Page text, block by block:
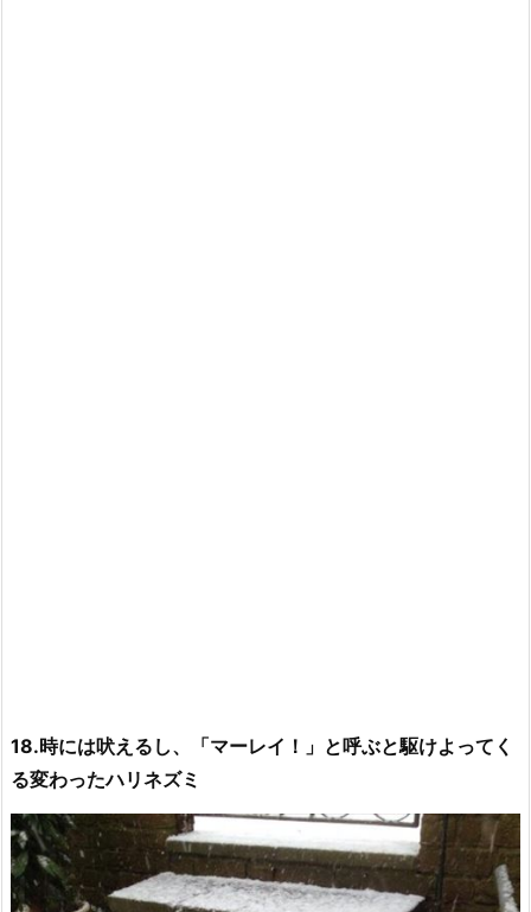
18.時には吠えるし、「マーレイ！」と呼ぶと駆けよってく
る変わったハリネズミ